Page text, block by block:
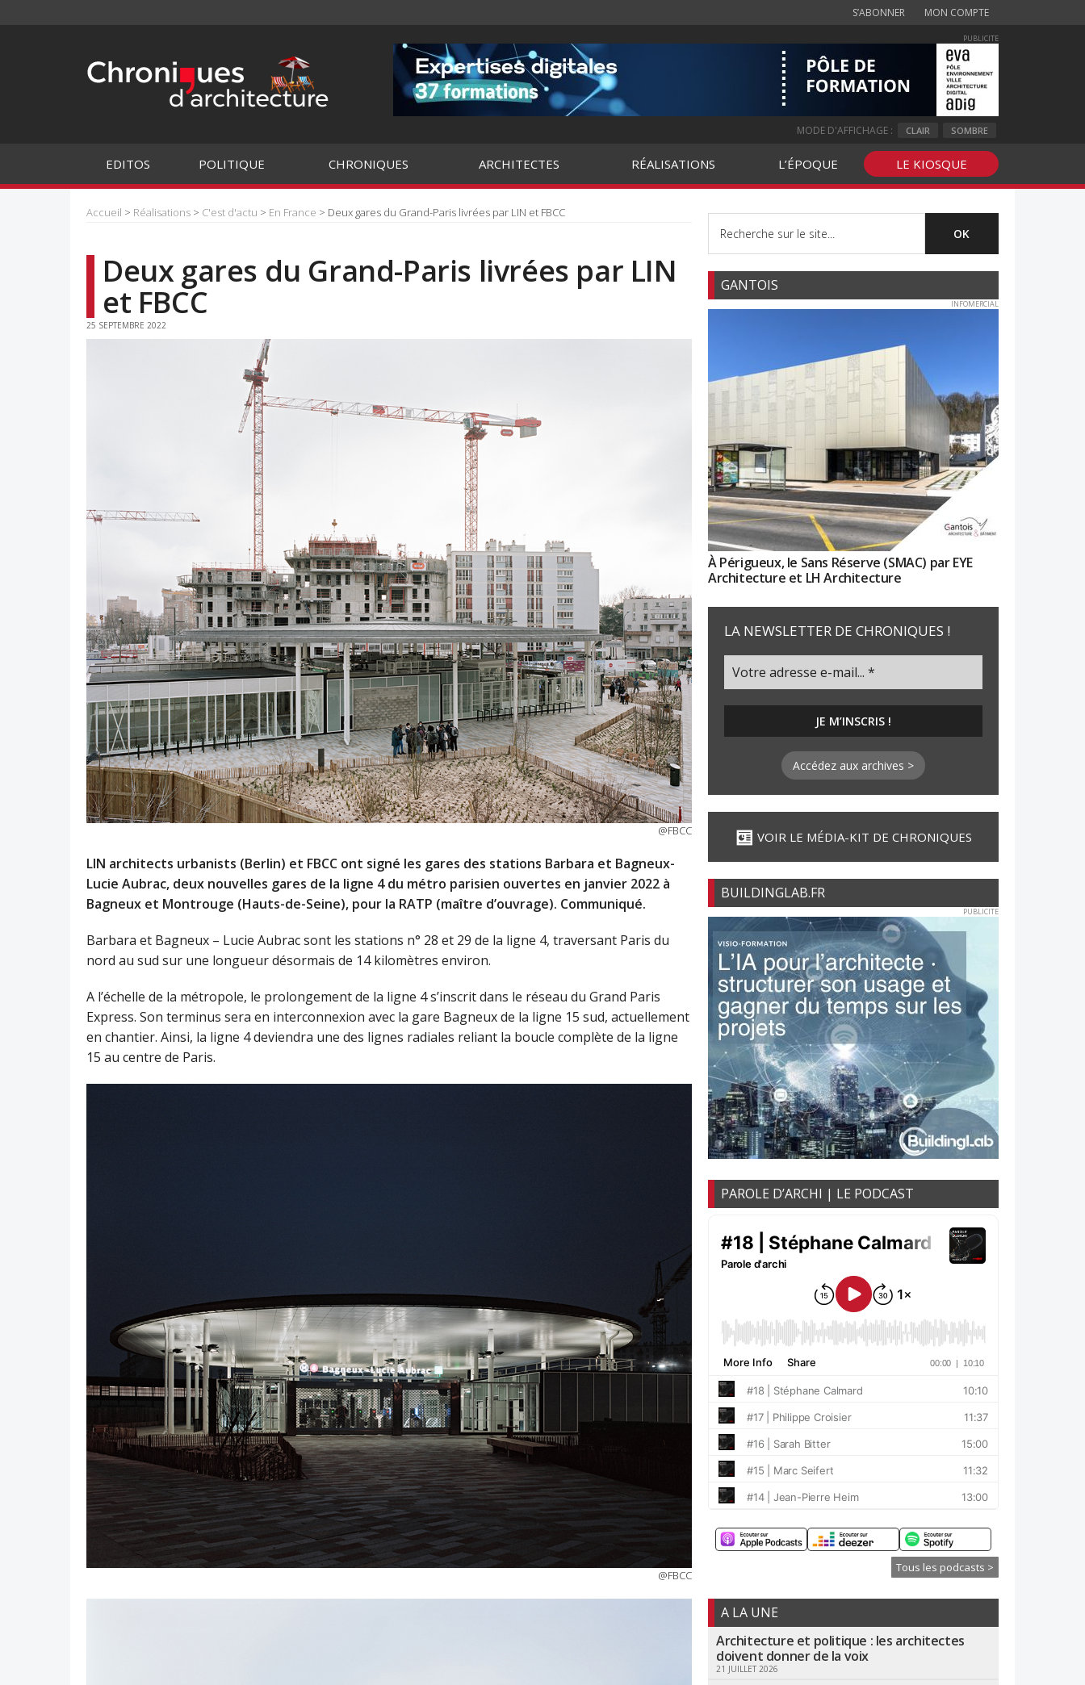
S’ABONNER MON COMPTE
PUBLICITE
MODE D'AFFICHAGE : CLAIR SOMBRE
EDITOS POLITIQUE CHRONIQUES ARCHITECTES RÉALISATIONS L’ÉPOQUE LE KIOSQUE
Accueil > Réalisations > C'est d'actu > En France > Deux gares du Grand-Paris livrées par LIN et FBCC
Deux gares du Grand-Paris livrées par LIN
et FBCC
25 SEPTEMBRE 2022
@FBCC
LIN architects urbanists (Berlin) et FBCC ont signé les gares des stations Barbara et Bagneux-
Lucie Aubrac, deux nouvelles gares de la ligne 4 du métro parisien ouvertes en janvier 2022 à
Bagneux et Montrouge (Hauts-de-Seine), pour la RATP (maître d’ouvrage). Communiqué.
Barbara et Bagneux – Lucie Aubrac sont les stations n° 28 et 29 de la ligne 4, traversant Paris du
nord au sud sur une longueur désormais de 14 kilomètres environ.
A l’échelle de la métropole, le prolongement de la ligne 4 s’inscrit dans le réseau du Grand Paris
Express. Son terminus sera en interconnexion avec la gare Bagneux de la ligne 15 sud, actuellement
en chantier. Ainsi, la ligne 4 deviendra une des lignes radiales reliant la boucle complète de la ligne
15 au centre de Paris.
@FBCC
GANTOIS
INFOMERCIAL
À Périgueux, le Sans Réserve (SMAC) par EYE
Architecture et LH Architecture
LA NEWSLETTER DE CHRONIQUES !
Accédez aux archives >
VOIR LE MÉDIA-KIT DE CHRONIQUES
BUILDINGLAB.FR
PUBLICITE
PAROLE D’ARCHI | LE PODCAST
Tous les podcasts >
A LA UNE
Architecture et politique : les architectes
doivent donner de la voix
21 JUILLET 2026